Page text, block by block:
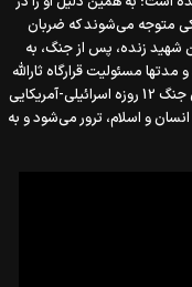
متوجه می‌شوند که ضربان
شهید زنده، پس از جنگ، به
مسئولیت قرارگاه ثارالله
تهران را نیز عهده دار می‌شود. تا اینکه، نهایتاً در جریان جنگ 12 روزه اسرائیلی-آمریکایی
دشمنان انسان و اسلام، ترور می‌شود و به